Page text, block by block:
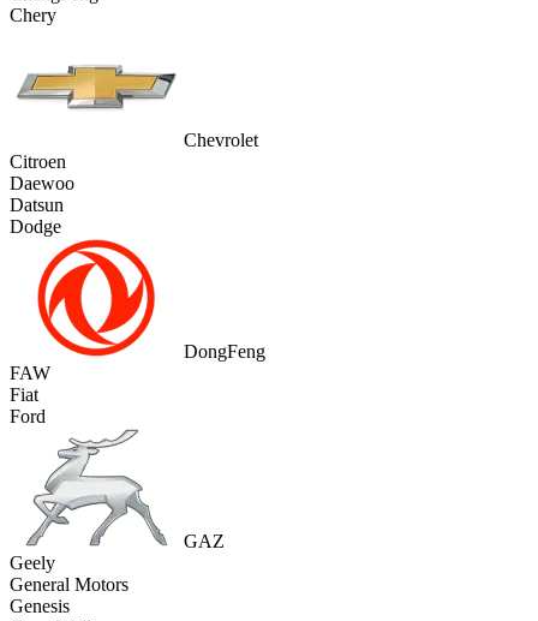
Chery
Chevrolet
Citroen
Daewoo
Datsun
Dodge
DongFeng
FAW
Fiat
Ford
GAZ
Geely
General Motors
Genesis